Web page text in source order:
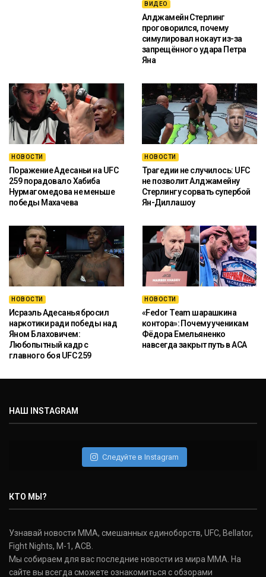
ВИДЕО
Алджамейн Стерлинг
проговорился, почему
симулировал нокаут из-за
запрещённого удара Петра
Яна
НОВОСТИ
Поражение Адесаньи на UFC
259 порадовало Хабиба
Нурмагомедова не меньше
победы Махачева
НОВОСТИ
Трагедии не случилось: UFC
не позволит Алджамейну
Стерлингу сорвать супербой
Ян-Диллашоу
НОВОСТИ
Исраэль Адесанья бросил
наркотики ради победы над
Яном Блаховичем:
Любопытный кадр с
главного боя UFC 259
НОВОСТИ
«Fedor Team шарашкина
контора»: Почему ученикам
Фёдора Емельяненко
навсегда закрыт путь в ACA
НАШ INSTAGRAM
Следуйте в Instagram
КТО МЫ?
Узнавай новости ММА, смешанных единоборств, UFC, Bellator,
Fight Nights, M-1, ACB.
Мы собираем для вас последние новости из мира ММА. На
сайте вы всегда сможете ознакомиться с обзорами